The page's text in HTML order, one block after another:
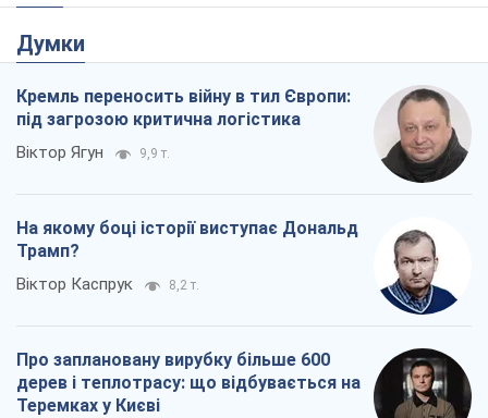
Думки
Кремль переносить війну в тил Європи:
під загрозою критична логістика
Віктор Ягун 9,9 т.
На якому боці історії виступає Дональд
Трамп?
Віктор Каспрук 8,2 т.
Про заплановану вирубку більше 600
дерев і теплотрасу: що відбувається на
Теремках у Києві